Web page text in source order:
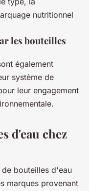
nutritionnel
les bouteilles
également
système de
leur engagement
d'eau chez
bouteilles d'eau
marques provenant